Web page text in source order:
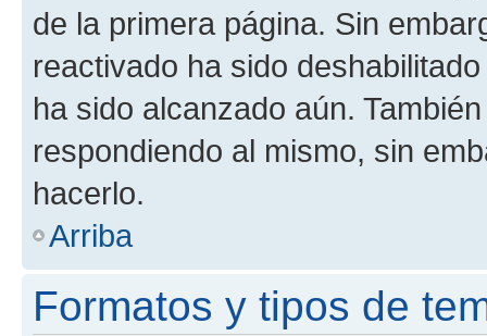
de la primera página. Sin
reactivado ha sido
ha sido alcanzado aún.
respondiendo al mismo, sin
hacerlo.
Arriba
Formatos y tipos de